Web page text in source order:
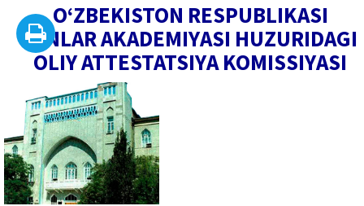
O‘ZBEKISTON RESPUBLIKASI
FANLAR AKADEMIYASI HUZURIDAGI
OLIY ATTESTATSIYA KOMISSIYASI